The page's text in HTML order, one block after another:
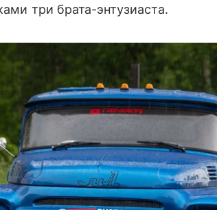
три брата-энтузиаста.